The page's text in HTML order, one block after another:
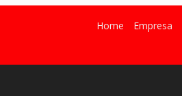
Home Empresa